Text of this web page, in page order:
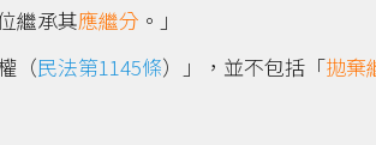
繼承其應繼分 。」
（民法第1145條）」，並不包括「拋棄